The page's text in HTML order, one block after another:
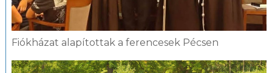
Fiókházat alapítottak a ferencesek Pécsen